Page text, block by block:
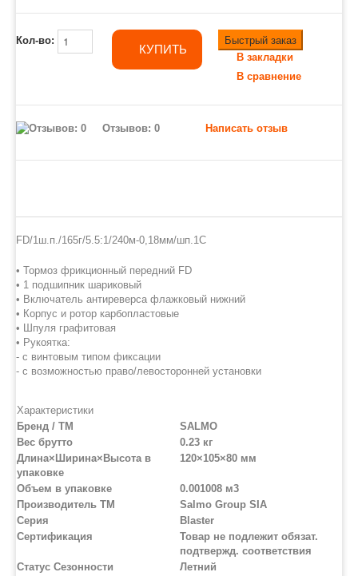
Кол-во:
КУПИТЬ
Быстрый заказ
В закладки
В сравнение
Отзывов: 0 Написать отзыв
FD/1ш.п./165г/5.5:1/240м-0,18мм/шп.1С
• Тормоз фрикционный передний FD
• 1 подшипник шариковый
• Включатель антиреверса флажковый нижний
• Корпус и ротор карбопластовые
• Шпуля графитовая
• Рукоятка:
- с винтовым типом фиксации
- с возможностью право/левосторонней установки
Характеристики
Бренд / ТМ
SALMO
Вес брутто
0.23 кг
Длина×Ширина×Высота в
упаковке
120×105×80 мм
Объем в упаковке
0.001008 м3
Производитель ТМ
Salmo Group SIA
Серия
Blaster
Сертификация
Товар не подлежит обязат.
подтвержд. соответствия
Статус Сезонности
Летний